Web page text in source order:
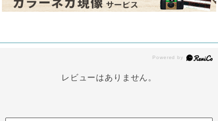
レビューはありません。